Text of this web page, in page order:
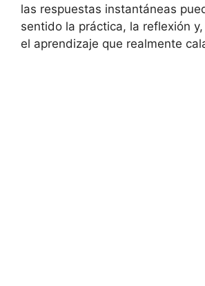
las respuestas instantáneas
sentido la práctica, la reflexión
el aprendizaje que realmente